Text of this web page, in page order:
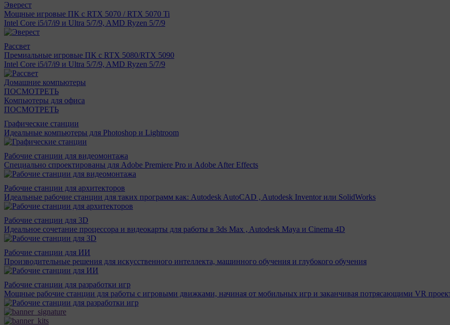
Эверест
Мощные игровые ПК с RTX 5070 / RTX 5070 Ti
Intel Core i5/i7/i9 и Ultra 5/7/9, AMD Ryzen 5/7/9
Рассвет
Премиальные игровые ПК с RTX 5080/RTX 5090
Intel Core i5/i7/i9 и Ultra 5/7/9, AMD Ryzen 5/7/9
Домашние компьютеры
ПОСМОТРЕТЬ
Компьютеры для офиса
ПОСМОТРЕТЬ
Графические станции
Идеальные компьютеры для Photoshop и Lightroom
Рабочие станции для видеомонтажа
Специально спроектированы для Adobe Premiere Pro и Adobe After Effects
Рабочие станции для архитекторов
Идеальные рабочие станции для таких программ как: Autodesk AutoCAD , Autodesk Inventor или SolidWorks
Рабочие станции для 3D
Идеальное сочетание процессора и видеокарты для работы в 3ds Max , Autodesk Maya и Cinema 4D
Рабочие станции для ИИ
Производительные решения для искусственного интеллекта, машинного обучения и глубокого обучения
Рабочие станции для разработки игр
Мощные рабочие станции для работы с игровыми движками, начиная от мобильных игр и заканчивая потрясающими VR